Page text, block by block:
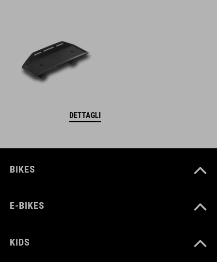
DETTAGLI
BIKES
E-BIKES
KIDS